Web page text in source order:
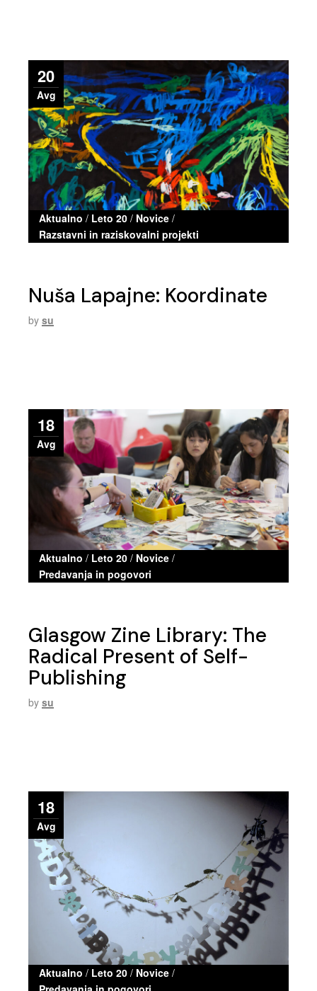
20
Avg
Aktualno / Leto 20 / Novice /
Razstavni in raziskovalni projekti
Nuša Lapajne: Koordinate
by su
18
Avg
Aktualno / Leto 20 / Novice /
Predavanja in pogovori
Glasgow Zine Library: The
Radical Present of Self-
Publishing
by su
18
Avg
Aktualno / Leto 20 / Novice /